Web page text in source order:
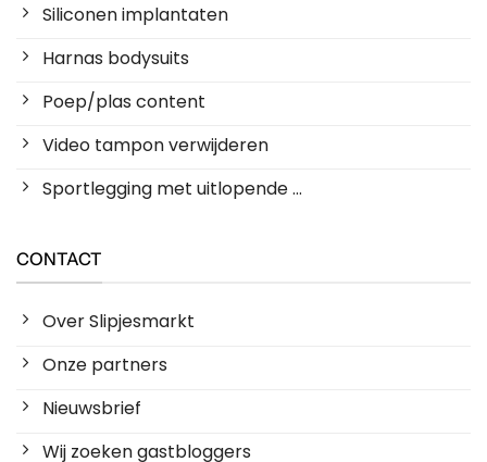
Siliconen implantaten
Harnas bodysuits
Poep/plas content
Video tampon verwijderen
Sportlegging met uitlopende ...
CONTACT
Over Slipjesmarkt
Onze partners
Nieuwsbrief
Wij zoeken gastbloggers